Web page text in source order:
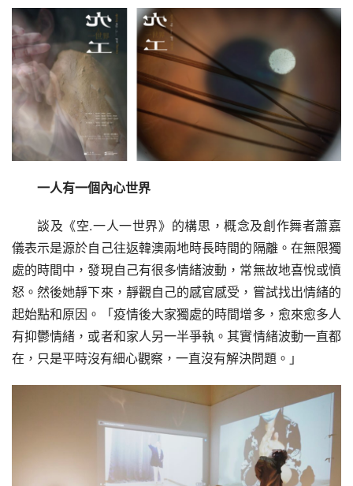
一人有一個內心世界
談及《空.一人一世界》的構思，概念及創作舞者蕭嘉
儀表示是源於自己往返韓澳兩地時長時間的隔離。在無限獨
處的時間中，發現自己有很多情緒波動，常無故地喜悅或憤
怒。然後她靜下來，靜觀自己的感官感受，嘗試找出情緒的
起始點和原因。「疫情後大家獨處的時間增多，愈來愈多人
有抑鬱情緒，或者和家人另一半爭執。其實情緒波動一直都
在，只是平時沒有細心觀察，一直沒有解決問題。」